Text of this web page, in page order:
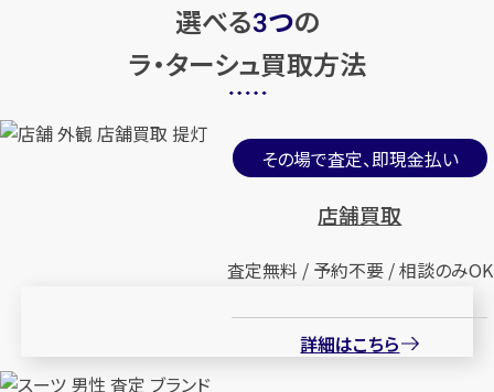
選べる3つの
ラ・ターシュ買取方法
その場で査定、即現金払い
店舗買取
査定無料 / 予約不要 / 相談のみOK
詳細はこちら